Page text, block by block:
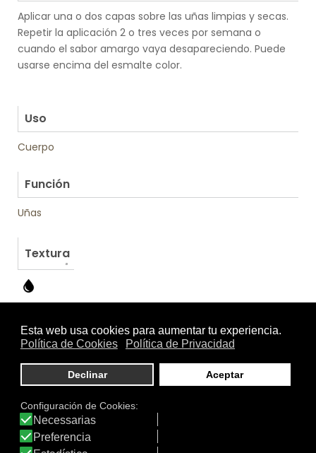
Aplicar una o dos capas sobre las uñas limpias y secas.
Repetir la aplicación 2 o tres veces por semana o
cuando el sabor amargo vaya desapareciendo. Puede
usarse encima del esmalte color.
Uso
Cuerpo
Función
Uñas
Textura
Otros productos de Soivre Cosmetics